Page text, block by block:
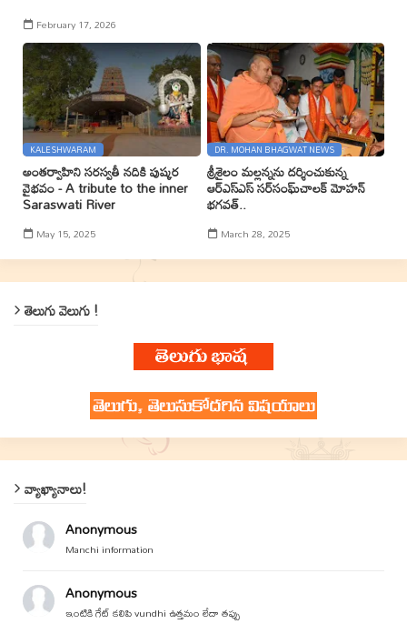
February 17, 2026
KALESHWARAM
అంతర్వాహిని సరస్వతీ నదికి పుష్కర
వైభవం - A tribute to the inner
Saraswati River
May 15, 2025
DR. MOHAN BHAGWAT NEWS
శ్రీశైలం మల్లన్నను దర్శించుకున్న
ఆర్ఎస్ఎస్ సర్‌సంఘ్‌చాలక్ మోహన్
భగవత్..
March 28, 2025
తెలుగు వెలుగు !
వ్యాఖ్యానాలు!
Anonymous
Manchi information
Anonymous
ఇంటికి గేట్ కలిపి vundhi ఉత్తమం లేదా తప్పు